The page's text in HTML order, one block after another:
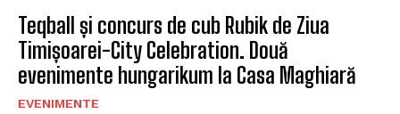
Teqball și concurs de cub Rubik de Ziua
Timișoarei-City Celebration. Două
evenimente hungarikum la Casa Maghiară
EVENIMENTE